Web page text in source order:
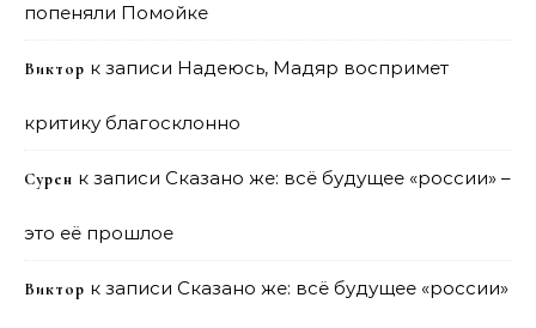
попеняли Помойке
Виктор к записи Надеюсь, Мадяр воспримет
критику благосклонно
Сурен к записи Сказано же: всё будущее «россии» –
это её прошлое
Виктор к записи Сказано же: всё будущее «россии»